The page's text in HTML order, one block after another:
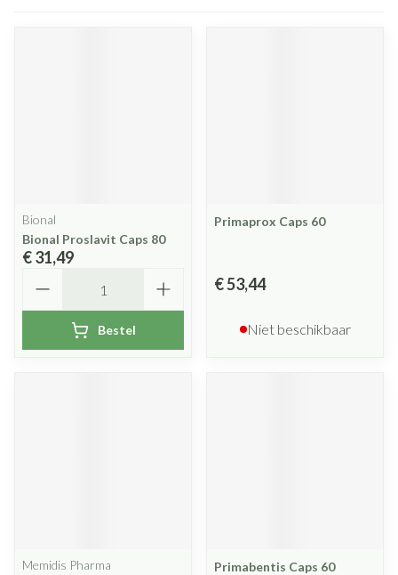
Bional
Bional Proslavit Caps 80
€ 31,49
Bestel
Primaprox Caps 60
€ 53,44
Niet beschikbaar
Memidis Pharma
Primabentis Caps 60